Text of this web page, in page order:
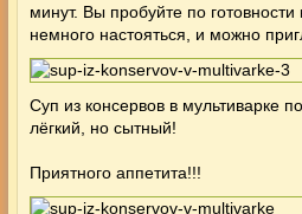
минут. Вы пробуйте по
немного настояться, и можно
Суп из консервов в мультиварке
лёгкий, но сытный!
Приятного аппетита!!!